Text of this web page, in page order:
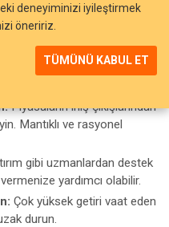
miktarlarda yatırım
dünyası sürekli
ve kendinizi geliştirmeye
Piyasaların iniş çıkışlarından
Mantıklı ve rasyonel
gibi uzmanlardan destek
yardımcı olabilir.
Çok yüksek getiri vaat eden
durun.
deneyiminizi iyileştirmek
öneririz.
TÜMÜNÜ KABUL ET